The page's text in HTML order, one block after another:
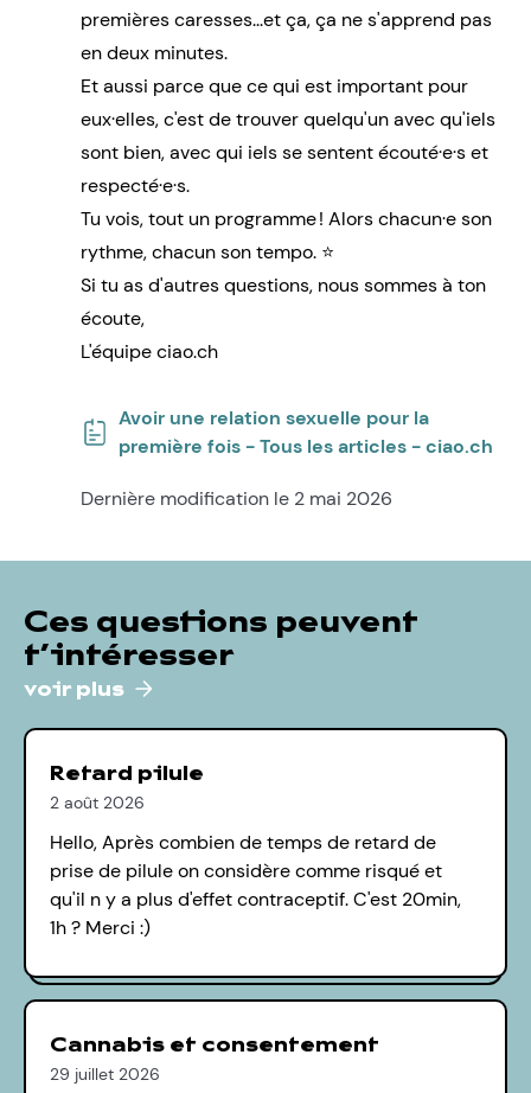
premières caresses...et ça, ça ne s'apprend pas
en deux minutes.
Et aussi parce que ce qui est important pour
eux·elles, c'est de trouver quelqu'un avec qu'iels
sont bien, avec qui iels se sentent écouté·e·s et
respecté·e·s.
Tu vois, tout un programme ! Alors chacun·e son
rythme, chacun son tempo. ⭐
Si tu as d'autres questions, nous sommes à ton
écoute,
L'équipe ciao.ch
Avoir une relation sexuelle pour la
première fois - Tous les articles - ciao.ch
Dernière modification le 2 mai 2026
Ces questions peuvent
t’intéresser
voir plus
Retard pilule
2 août 2026
Hello, Après combien de temps de retard de
prise de pilule on considère comme risqué et
qu'il n y a plus d'effet contraceptif. C'est 20min,
1h ? Merci :)
Cannabis et consentement
29 juillet 2026